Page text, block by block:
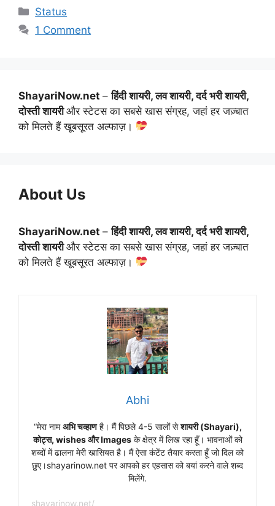
Categories
Status
1 Comment
ShayariNow.net –हिंदी शायरी, लव शायरी, दर्द भरी शायरी,
दोस्ती शायरीऔर स्टेटस का सबसे खास संग्रह, जहां हर जज़्बात
को मिलते हैं खूबसूरत अल्फाज़।
About Us
ShayariNow.net –हिंदी शायरी, लव शायरी, दर्द भरी शायरी,
दोस्ती शायरीऔर स्टेटस का सबसे खास संग्रह, जहां हर जज़्बात
को मिलते हैं खूबसूरत अल्फाज़।
Abhi
“मेरा नामअभि चव्हाणहै। मैं पिछले 4-5 सालों सेशायरी (Shayari),
कोट्स, wishes और Imagesके क्षेत्र में लिख रहा हूँ। भावनाओं को
शब्दों में ढालना मेरी खासियत है। मैं ऐसा कंटेंट तैयार करता हूँ जो दिल को
छुए।shayarinow.net पर आपको हर एहसास को बयां करने वाले शब्द
मिलेंगे.
shayarinow.net/